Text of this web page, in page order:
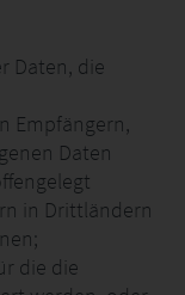
Daten, die
Empfängern,
Daten
in Drittländern
die die